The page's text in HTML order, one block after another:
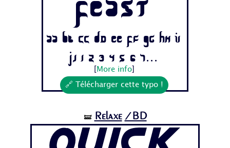
Aa Bb Cc Dd Ee Ff Gg Hh Ii
Jj 1 2 3 4 5 6 7...
More info]
🔗 Télécharger cette typo !
🝛 Relaxe /BD